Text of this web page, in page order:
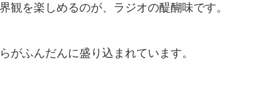
観を楽しめるのが、ラジオの醍醐味です。
がふんだんに盛り込まれています。